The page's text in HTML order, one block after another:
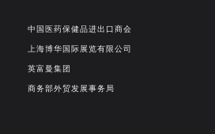
中国医药保健品进出口商会
上海博华国际展览有限公司
英富曼集团
商务部外贸发展事务局